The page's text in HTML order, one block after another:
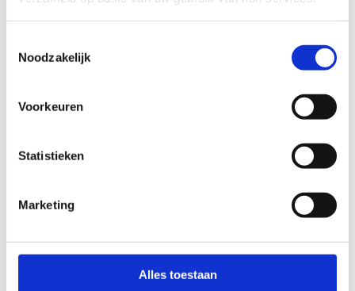
Noodzakelijk
Voorkeuren
Statistieken
Marketing
Alles toestaan
Deze volledige activiteit, inclusief kajakken en
puur avontuur en plezier!